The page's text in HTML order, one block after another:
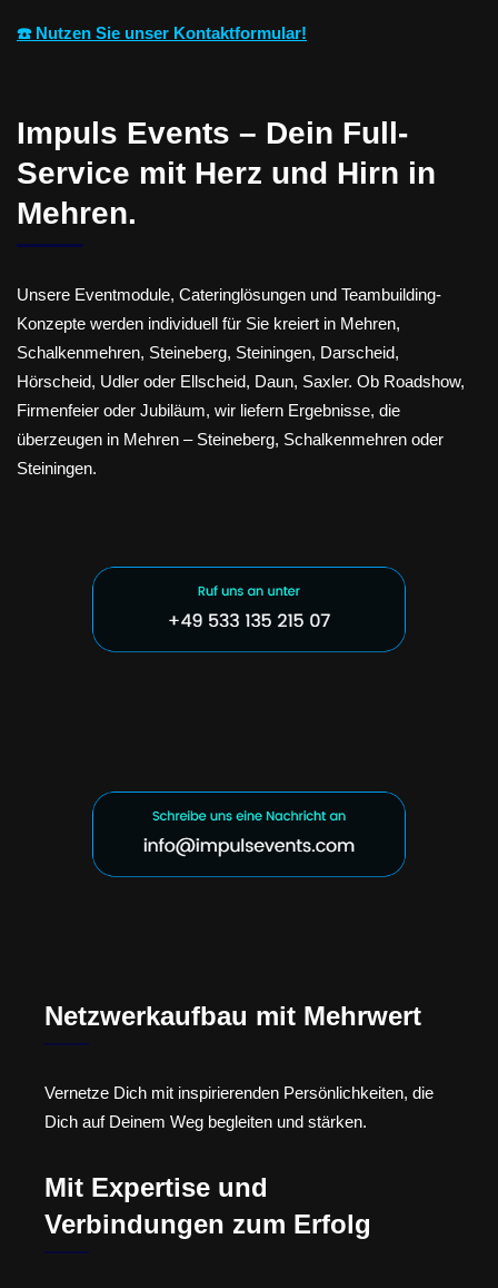
☎️ Nutzen Sie unser Kontaktformular!
Impuls Events – Dein Full-
Service mit Herz und Hirn in
Mehren.
Unsere Eventmodule, Cateringlösungen und Teambuilding-
Konzepte werden individuell für Sie kreiert in Mehren,
Schalkenmehren, Steineberg, Steiningen, Darscheid,
Hörscheid, Udler oder Ellscheid, Daun, Saxler. Ob Roadshow,
Firmenfeier oder Jubiläum, wir liefern Ergebnisse, die
überzeugen in Mehren – Steineberg, Schalkenmehren oder
Steiningen.
Netzwerkaufbau mit Mehrwert
Vernetze Dich mit inspirierenden Persönlichkeiten, die
Dich auf Deinem Weg begleiten und stärken.
Mit Expertise und
Verbindungen zum Erfolg